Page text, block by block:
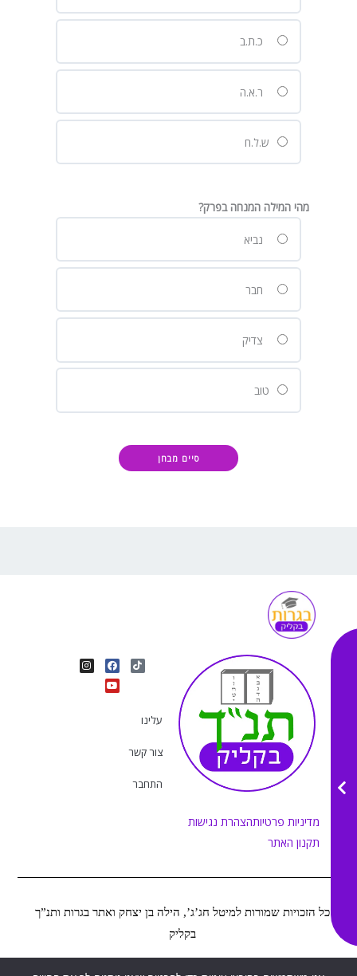
כ.ת.ב
ר.א.ה
ש.ל.ח
מהי המילה המנחה בפרק?
נביא
חבר
צדיק
טוב
מדיניות פרטיותהצהרת נגישות
תקנון האתר
T
i
F
a
c
e
I
n
Y
o
u
t
עלינו
צור קשר
התחבר
כל הזכויות שמורות למיטל חג’ג’, הילה בן יצחק ואתר בגרות ותנ”ך
בקליק